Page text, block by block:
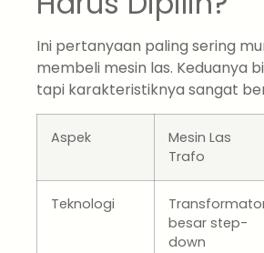
Ini pertanyaan paling sering
membeli mesin las. Keduanya
tapi karakteristiknya sangat
Aspek
Mesin Las
Trafo
Teknologi
besar step-
down